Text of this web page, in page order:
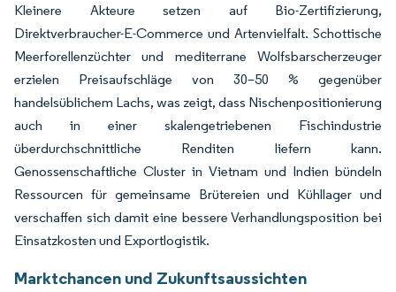
Kleinere Akteure setzen auf Bio-Zertifizierung,
Direktverbraucher-E-Commerce und Artenvielfalt. Schottische
Meerforellenzüchter und mediterrane Wolfsbarscherzeuger
erzielen Preisaufschläge von 30–50 % gegenüber
handelsüblichem Lachs, was zeigt, dass Nischenpositionierung
auch in einer skalengetriebenen Fischindustrie
überdurchschnittliche Renditen liefern kann.
Genossenschaftliche Cluster in Vietnam und Indien bündeln
Ressourcen für gemeinsame Brütereien und Kühllager und
verschaffen sich damit eine bessere Verhandlungsposition bei
Einsatzkosten und Exportlogistik.
Marktchancen und Zukunftsaussichten